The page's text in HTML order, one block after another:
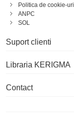
Politica de cookie-uri
ANPC
SOL
Suport clienti
Libraria KERIGMA
Contact